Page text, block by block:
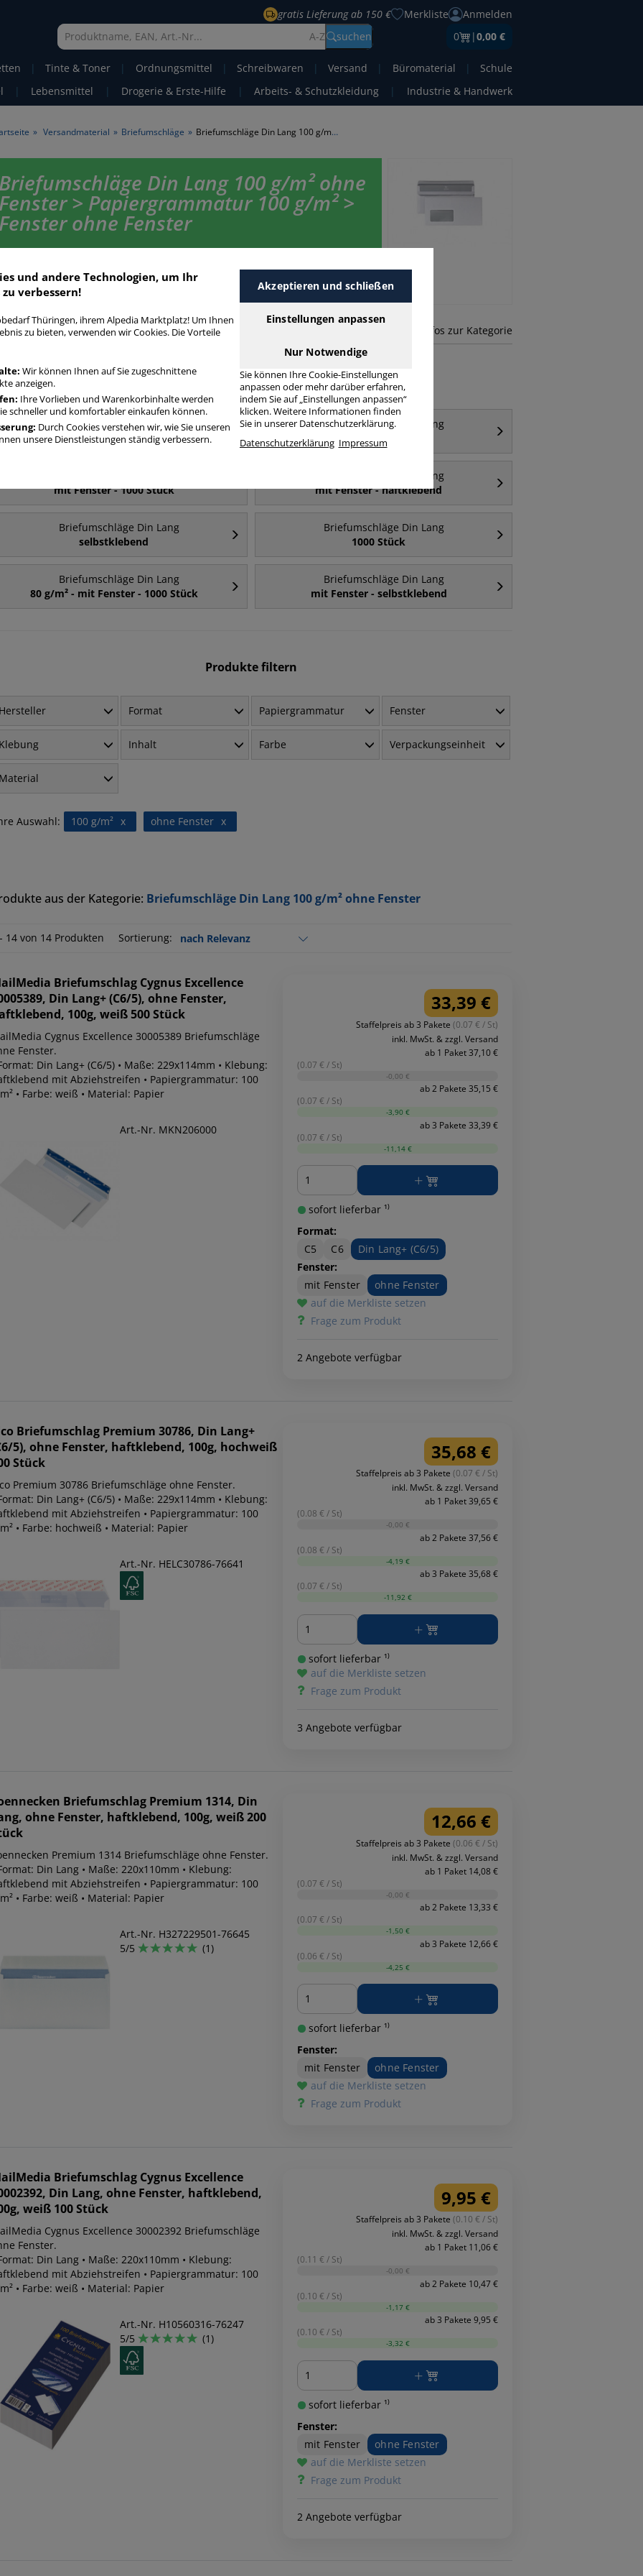
gratis Lieferung ab 150 € Merkliste
Anmelden
A-Z
suchen 0 |0,00 €
| Tinte & Toner | Ordnungsmittel | Schreibwaren | Versand | Büromaterial |
Schule
| Lebensmittel | Drogerie & Erste-Hilfe | Arbeits- & Schutzkleidung | Industrie & Handwerk
» Versandmaterial » Briefumschläge » Briefumschläge Din Lang 100 g/m² ohne Fenster
Briefumschläge Din Lang 100 g/m² ohne
Fenster > Papiergrammatur 100 g/m² >
Fenster ohne Fenster
Preis. Finden Sie schnell Briefumschläge Din Lang 100 gm² ohne Fenster mit
Filter-Funktion.
Din Lang 100 g/m² ohne Fenster mehr Infos zur Kategorie
Häufig gesucht
Briefumschläge Din Lang
mit Fenster
Briefumschläge Din Lang
mit Fenster - 1000 Stück
Briefumschläge Din Lang
mit Fenster - haftklebend
Briefumschläge Din Lang
selbstklebend
Briefumschläge Din Lang
1000 Stück
Briefumschläge Din Lang
80 g/m² - mit Fenster - 1000 Stück
Briefumschläge Din Lang
mit Fenster - selbstklebend
Produkte filtern
Hersteller Format Papiergrammatur Fenster
Klebung Inhalt Farbe Verpackungseinheit
Material
Auswahl: x
100 g/m² x
ohne Fenster
aus der Kategorie: Briefumschläge Din Lang 100 g/m² ohne Fenster
14 von 14 Produkten Sortierung:
Briefumschlag Cygnus Excellence
Din Lang+ (C6/5), ohne Fenster,
100g, weiß 500 Stück
Cygnus Excellence 30005389 Briefumschläge
Fenster.
Din Lang+ (C6/5) • Maße: 229x114mm • Klebung:
mit Abziehstreifen • Papiergrammatur: 100
• Farbe: weiß • Material: Papier
Art.-Nr. MKN206000
33,39 €
Staffelpreis ab 3 Pakete (0.07 € / St)
inkl. MwSt. & zzgl. Versand
ab 1 Paket 37,10 €
(0.07 € / St)
-0,00 €
ab 2 Pakete 35,15 €
(0.07 € / St)
-3,90 €
ab 3 Pakete 33,39 €
(0.07 € / St)
-11,14 €
Menge
sofort lieferbar ¹⁾
Format:
C5
C6
Din Lang+ (C6/5)
Fenster:
mit Fenster
ohne Fenster
auf die Merkliste setzen
Frage zum Produkt
2 Angebote verfügbar
Briefumschlag Premium 30786, Din Lang+
5), ohne Fenster, haftklebend, 100g, hochweiß
Stück
Premium 30786 Briefumschläge ohne Fenster.
Din Lang+ (C6/5) • Maße: 229x114mm • Klebung:
mit Abziehstreifen • Papiergrammatur: 100
• Farbe: hochweiß • Material: Papier
Art.-Nr. HELC30786-76641
35,68 €
Staffelpreis ab 3 Pakete (0.07 € / St)
inkl. MwSt. & zzgl. Versand
ab 1 Paket 39,65 €
(0.08 € / St)
-0,00 €
ab 2 Pakete 37,56 €
(0.08 € / St)
-4,19 €
ab 3 Pakete 35,68 €
(0.07 € / St)
-11,92 €
Menge
sofort lieferbar ¹⁾
auf die Merkliste setzen
Frage zum Produkt
3 Angebote verfügbar
Briefumschlag Premium 1314, Din
ohne Fenster, haftklebend, 100g, weiß 200
Premium 1314 Briefumschläge ohne Fenster.
Din Lang • Maße: 220x110mm • Klebung:
mit Abziehstreifen • Papiergrammatur: 100
• Farbe: weiß • Material: Papier
Art.-Nr. H327229501-76645
5/5
(1)
12,66 €
Staffelpreis ab 3 Pakete (0.06 € / St)
inkl. MwSt. & zzgl. Versand
ab 1 Paket 14,08 €
(0.07 € / St)
-0,00 €
ab 2 Pakete 13,33 €
(0.07 € / St)
-1,50 €
ab 3 Pakete 12,66 €
(0.06 € / St)
-4,25 €
Menge
sofort lieferbar ¹⁾
Fenster:
mit Fenster
ohne Fenster
auf die Merkliste setzen
Frage zum Produkt
Briefumschlag Cygnus Excellence
Din Lang, ohne Fenster, haftklebend,
weiß 100 Stück
Cygnus Excellence 30002392 Briefumschläge
Fenster.
Din Lang • Maße: 220x110mm • Klebung:
mit Abziehstreifen • Papiergrammatur: 100
• Farbe: weiß • Material: Papier
Art.-Nr. H10560316-76247
5/5
(1)
9,95 €
Staffelpreis ab 3 Pakete (0.10 € / St)
inkl. MwSt. & zzgl. Versand
ab 1 Paket 11,06 €
(0.11 € / St)
-0,00 €
ab 2 Pakete 10,47 €
(0.10 € / St)
-1,17 €
ab 3 Pakete 9,95 €
(0.10 € / St)
-3,32 €
Menge
sofort lieferbar ¹⁾
Fenster:
mit Fenster
ohne Fenster
auf die Merkliste setzen
Frage zum Produkt
2 Angebote verfügbar
und andere Technologien, um Ihr
verbessern!
Thüringen, ihrem Alpedia Marktplatz! Um Ihnen
zu bieten, verwenden wir Cookies. Die Vorteile
Wir können Ihnen auf Sie zugeschnittene
anzeigen.
Ihre Vorlieben und Warenkorbinhalte werden
schneller und komfortabler einkaufen können.
Durch Cookies verstehen wir, wie Sie unseren
unsere Dienstleistungen ständig verbessern.
Akzeptieren und schließen
Einstellungen anpassen
Nur Notwendige
Sie können Ihre Cookie-Einstellungen
anpassen oder mehr darüber erfahren,
indem Sie auf „Einstellungen anpassen“
klicken. Weitere Informationen finden
Sie in unserer Datenschutzerklärung.
Datenschutzerklärung Impressum